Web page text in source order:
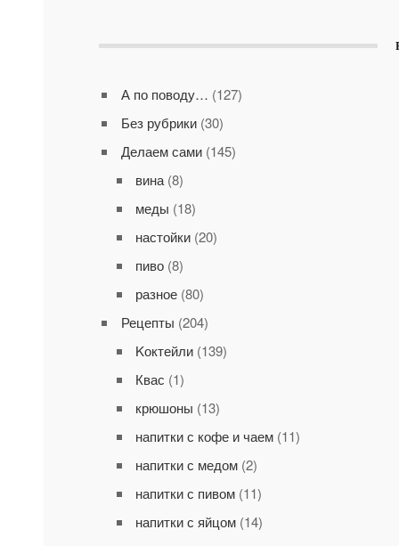
А по поводу… (127)
Без рубрики(30)
Делаем сами(145)
вина(8)
меды (18)
настойки(20)
пиво(8)
разное(80)
Рецепты (204)
Kоктейли(139)
Квас (1)
крюшоны (13)
напитки с кофе и чаем(11)
напитки с медом(2)
напитки с пивом(11)
напитки с яйцом(14)